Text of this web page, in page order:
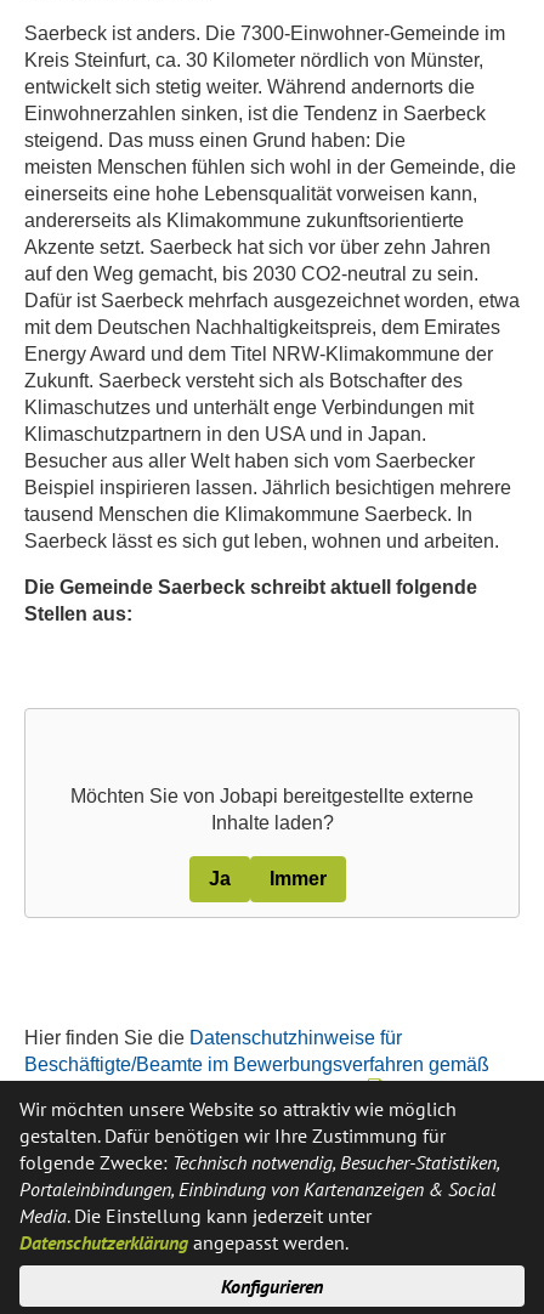
Saerbeck ist anders. Die 7300-Einwohner-Gemeinde im
Kreis Steinfurt, ca. 30 Kilometer nördlich von Münster,
entwickelt sich stetig weiter. Während andernorts die
Einwohnerzahlen sinken, ist die Tendenz in Saerbeck
steigend. Das muss einen Grund haben: Die
meisten Menschen fühlen sich wohl in der Gemeinde, die
einerseits eine hohe Lebensqualität vorweisen kann,
andererseits als Klimakommune zukunftsorientierte
Akzente setzt. Saerbeck hat sich vor über zehn Jahren
auf den Weg gemacht, bis 2030 CO2-neutral zu sein.
Dafür ist Saerbeck mehrfach ausgezeichnet worden, etwa
mit dem Deutschen Nachhaltigkeitspreis, dem Emirates
Energy Award und dem Titel NRW-Klimakommune der
Zukunft. Saerbeck versteht sich als Botschafter des
Klimaschutzes und unterhält enge Verbindungen mit
Klimaschutzpartnern in den USA und in Japan.
Besucher aus aller Welt haben sich vom Saerbecker
Beispiel inspirieren lassen. Jährlich besichtigen mehrere
tausend Menschen die Klimakommune Saerbeck. In
Saerbeck lässt es sich gut leben, wohnen und arbeiten.
Die Gemeinde Saerbeck schreibt aktuell folgende
Stellen aus:
Möchten Sie von Jobapi bereitgestellte externe
Inhalte laden?
Ja Immer
Hier finden Sie die Datenschutzhinweise für
Beschäftigte/Beamte im Bewerbungsverfahren gemäß
Anschrift
Wir möchten unsere Website so attraktiv wie möglich
gestalten. Dafür benötigen wir Ihre Zustimmung für
folgende Zwecke: Technisch notwendig, Besucher-Statistiken,
Portaleinbindungen, Einbindung von Kartenanzeigen & Social
Media. Die Einstellung kann jederzeit unter
Datenschutzerklärung angepasst werden.
Konfigurieren